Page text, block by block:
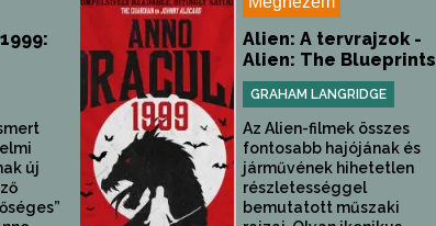
új
Alien: A tervrajzok -
Alien: The Blueprints
GRAHAM LANGRIDGE
Az Alien-filmek összes
fontosabb hajójának és
járművének hihetetlen
részletességgel
bemutatott műszaki